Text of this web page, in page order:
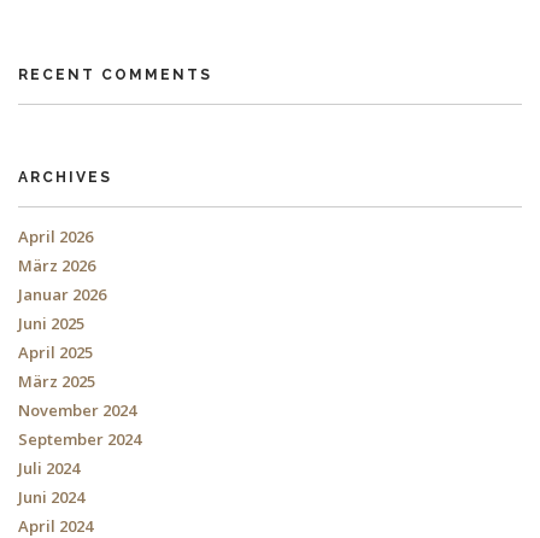
RECENT COMMENTS
ARCHIVES
April 2026
März 2026
Januar 2026
Juni 2025
April 2025
März 2025
November 2024
September 2024
Juli 2024
Juni 2024
April 2024